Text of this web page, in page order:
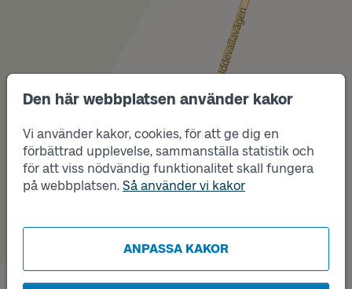
Den här webbplatsen använder kakor
Vi använder kakor, cookies, för att ge dig en
förbättrad upplevelse, sammanställa statistik och
för att viss nödvändig funktionalitet skall fungera
på webbplatsen. Så använder vi kakor
ANPASSA KAKOR
Läge
A